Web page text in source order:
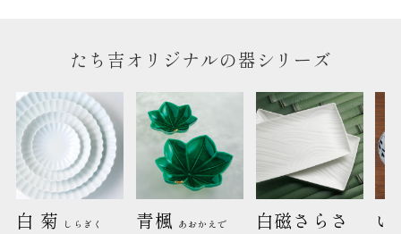
たち吉オリジナルの器シリーズ
白 菊 しらぎく 青楓 あおかえで 白磁さらさ
い